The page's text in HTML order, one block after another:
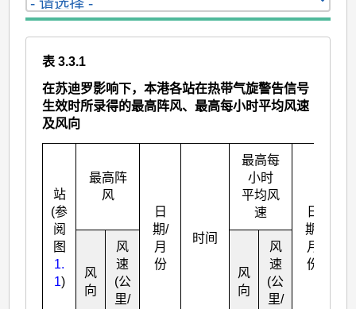
表 3.3.1
在苏迪罗影响下，本港各站在热带气旋警告信号
生效时所录得的最高阵风、最高每小时平均风速
及风向
站
(参
阅
图
1.
1)
最高阵
风
日
期/
月
份
时间
最高每
小时
平均风
速
日
期/
月
份
风
向
风
速
(公
里/
风
向
风
速
(公
里/